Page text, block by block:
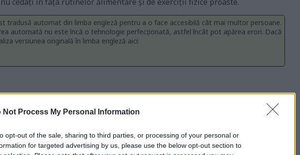
Not Process My Personal Information
opt-out of the sale, sharing to third parties, or processing of your personal or
for targeted advertising by us, please use the below opt-out section to
tradusă automat din limba engleză pentru a o face accesibilă cât mai multor persoane.
automată nu este încă o tehnologie perfecționată, astfel încât pot apărea erori. Dacă
versiunea originală în limba engleză aici: